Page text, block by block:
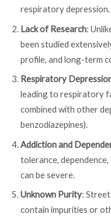
respiratory depression.
Lack of Research:
been studied
profile, and long-term
Respiratory
leading to respiratory
combined with other
benzodiazepines).
Addiction and
tolerance,
can be severe.
Unknown Purity:
contain impurities or